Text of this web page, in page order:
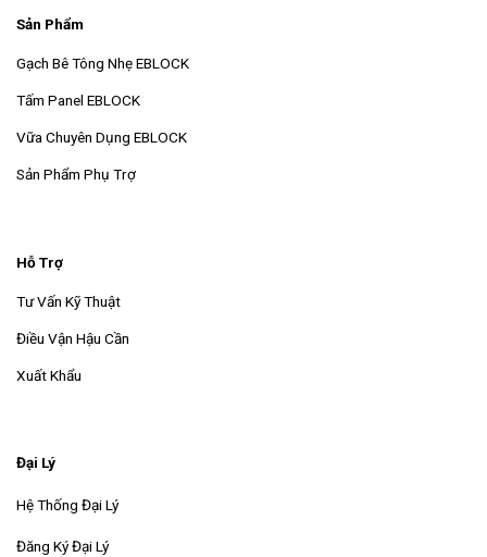
Sản Phẩm
Gạch Bê Tông Nhẹ EBLOCK
Tấm Panel EBLOCK
Vữa Chuyên Dụng EBLOCK
Sản Phẩm Phụ Trợ
Hỗ Trợ
Tư Vấn Kỹ Thuật
Điều Vận Hậu Cần
Xuất Khẩu
Đại Lý
Hệ Thống Đại Lý
Đăng Ký Đại Lý